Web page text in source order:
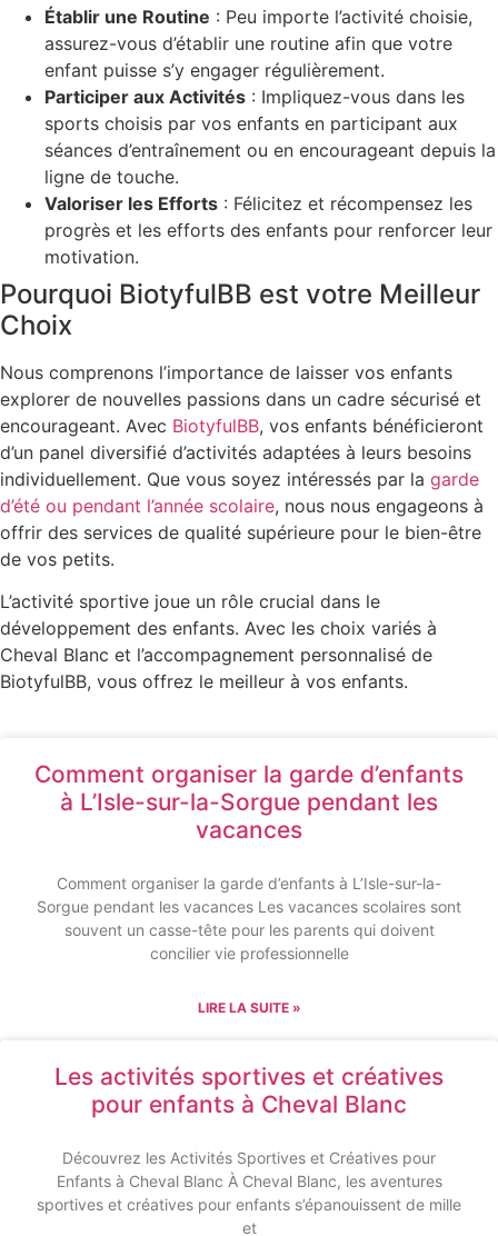
Établir une Routine : Peu importe l’activité choisie,
assurez-vous d’établir une routine afin que votre
enfant puisse s’y engager régulièrement.
Participer aux Activités : Impliquez-vous dans les
sports choisis par vos enfants en participant aux
séances d’entraînement ou en encourageant depuis la
ligne de touche.
Valoriser les Efforts : Félicitez et récompensez les
progrès et les efforts des enfants pour renforcer leur
motivation.
Pourquoi BiotyfulBB est votre Meilleur
Choix
Nous comprenons l’importance de laisser vos enfants
explorer de nouvelles passions dans un cadre sécurisé et
encourageant. Avec BiotyfulBB, vos enfants bénéficieront
d’un panel diversifié d’activités adaptées à leurs besoins
individuellement. Que vous soyez intéressés par la garde
d’été ou pendant l’année scolaire, nous nous engageons à
offrir des services de qualité supérieure pour le bien-être
de vos petits.
L’activité sportive joue un rôle crucial dans le
développement des enfants. Avec les choix variés à
Cheval Blanc et l’accompagnement personnalisé de
BiotyfulBB, vous offrez le meilleur à vos enfants.
Comment organiser la garde d’enfants
à L’Isle-sur-la-Sorgue pendant les
vacances
Comment organiser la garde d’enfants à L’Isle-sur-la-
Sorgue pendant les vacances Les vacances scolaires sont
souvent un casse-tête pour les parents qui doivent
concilier vie professionnelle
LIRE LA SUITE »
Les activités sportives et créatives
pour enfants à Cheval Blanc
Découvrez les Activités Sportives et Créatives pour
Enfants à Cheval Blanc À Cheval Blanc, les aventures
sportives et créatives pour enfants s’épanouissent de mille
et